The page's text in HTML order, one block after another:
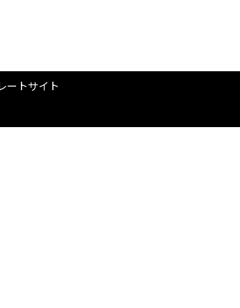
ートサイト